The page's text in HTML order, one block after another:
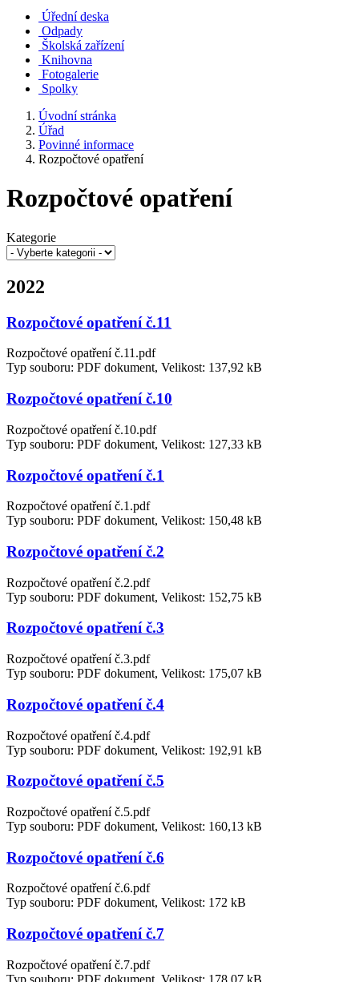
Úřední deska
Odpady
Školská zařízení
Knihovna
Fotogalerie
Spolky
Úvodní stránka
Úřad
Povinné informace
Rozpočtové opatření
Rozpočtové opatření
Kategorie
2022
Rozpočtové opatření č.11
Rozpočtové opatření č.11.pdf
Typ souboru: PDF dokument, Velikost: 137,92 kB
Rozpočtové opatření č.10
Rozpočtové opatření č.10.pdf
Typ souboru: PDF dokument, Velikost: 127,33 kB
Rozpočtové opatření č.1
Rozpočtové opatření č.1.pdf
Typ souboru: PDF dokument, Velikost: 150,48 kB
Rozpočtové opatření č.2
Rozpočtové opatření č.2.pdf
Typ souboru: PDF dokument, Velikost: 152,75 kB
Rozpočtové opatření č.3
Rozpočtové opatření č.3.pdf
Typ souboru: PDF dokument, Velikost: 175,07 kB
Rozpočtové opatření č.4
Rozpočtové opatření č.4.pdf
Typ souboru: PDF dokument, Velikost: 192,91 kB
Rozpočtové opatření č.5
Rozpočtové opatření č.5.pdf
Typ souboru: PDF dokument, Velikost: 160,13 kB
Rozpočtové opatření č.6
Rozpočtové opatření č.6.pdf
Typ souboru: PDF dokument, Velikost: 172 kB
Rozpočtové opatření č.7
Rozpočtové opatření č.7.pdf
Typ souboru: PDF dokument, Velikost: 178,07 kB